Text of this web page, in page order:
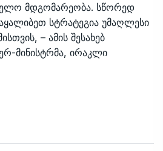
მდგომარეობა. სწორედ
სტრატეგია უმაღლესი
– ამის შესახებ
მინისტრმა, ირაკლი